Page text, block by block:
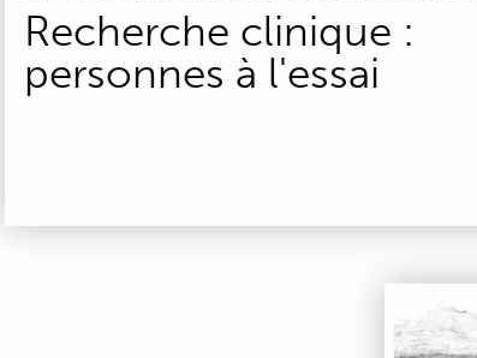
Recherche clinique :
personnes à l'essai